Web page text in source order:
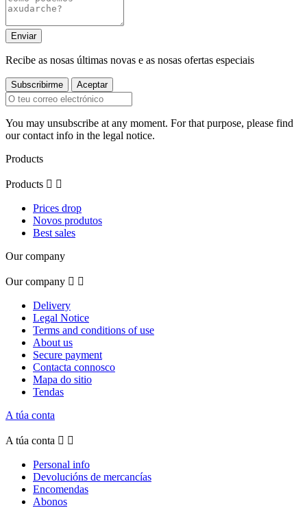
Recibe as nosas últimas novas e as nosas ofertas especiais
You may unsubscribe at any moment. For that purpose, please find
our contact info in the legal notice.
Products
Products  
Prices drop
Novos produtos
Best sales
Our company
Our company  
Delivery
Legal Notice
Terms and conditions of use
About us
Secure payment
Contacta connosco
Mapa do sitio
Tendas
A túa conta
A túa conta  
Personal info
Devolucións de mercancías
Encomendas
Abonos